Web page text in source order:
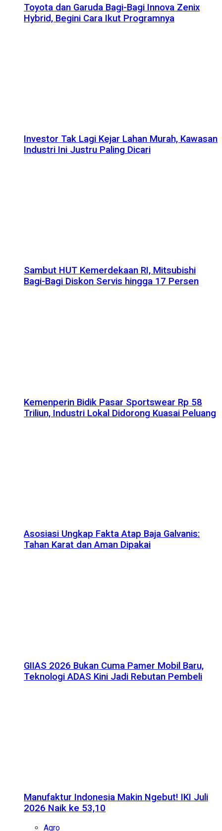
Toyota dan Garuda Bagi-Bagi Innova Zenix
Hybrid, Begini Cara Ikut Programnya
Investor Tak Lagi Kejar Lahan Murah, Kawasan
Industri Ini Justru Paling Dicari
Sambut HUT Kemerdekaan RI, Mitsubishi
Bagi-Bagi Diskon Servis hingga 17 Persen
Kemenperin Bidik Pasar Sportswear Rp 58
Triliun, Industri Lokal Didorong Kuasai Peluang
Asosiasi Ungkap Fakta Atap Baja Galvanis:
Tahan Karat dan Aman Dipakai
GIIAS 2026 Bukan Cuma Pamer Mobil Baru,
Teknologi ADAS Kini Jadi Rebutan Pembeli
Manufaktur Indonesia Makin Ngebut! IKI Juli
2026 Naik ke 53,10
Agro